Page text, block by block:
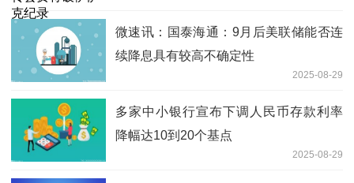
微速讯：国泰海通：9月后美联储能否连
续降息具有较高不确定性
2025-08-29
多家中小银行宣布下调人民币存款利率
降幅达10到20个基点
2025-08-29